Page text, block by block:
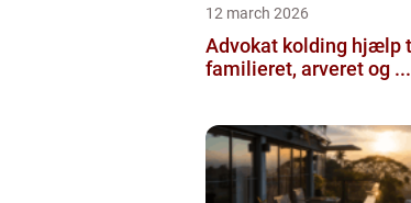
12 march 2026
Advokat kolding hjælp til
familieret, arveret og ...